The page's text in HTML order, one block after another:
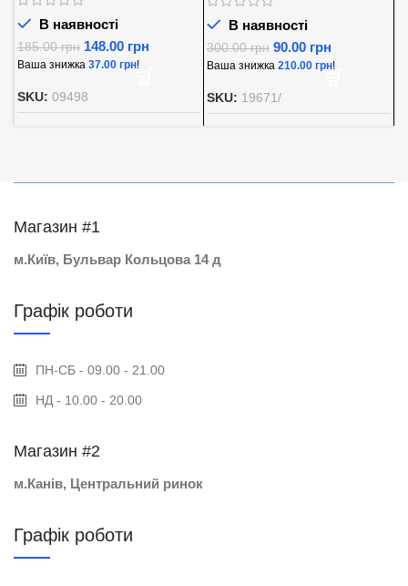
В наявності
185.00грн 148.00 грн
Ваша знижка 37.00 грн!
SKU: 09498
В наявності
300.00грн 90.00 грн
Ваша знижка 210.00 грн!
SKU: 19671/
Магазин #1
м.Київ, Бульвар Кольцова 14 д
Графік роботи
ПН-СБ - 09.00 - 21.00
НД - 10.00 - 20.00
Магазин #2
м.Канів, Центральний ринок
Графік роботи